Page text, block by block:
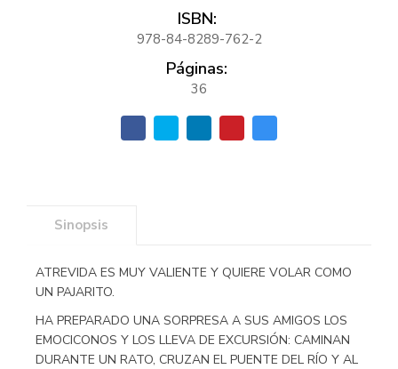
ISBN:
978-84-8289-762-2
Páginas:
36
Sinopsis
ATREVIDA ES MUY VALIENTE Y QUIERE VOLAR COMO
UN PAJARITO.
HA PREPARADO UNA SORPRESA A SUS AMIGOS LOS
EMOCICONOS Y LOS LLEVA DE EXCURSIÓN: CAMINAN
DURANTE UN RATO, CRUZAN EL PUENTE DEL RÍO Y AL